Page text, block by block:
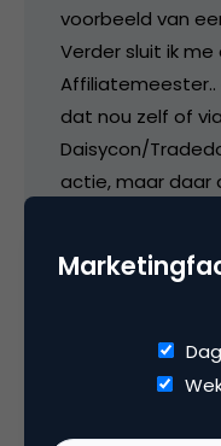
voorbeeld van
Verder sluit ik me
dat nou zelf of
Daisycon/
actie, maar daar
geef incentives
26 september